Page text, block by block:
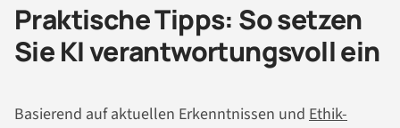
Praktische Tipps: So setzen
Sie KI verantwortungsvoll ein
Basierend auf aktuellen Erkenntnissen und Ethik-